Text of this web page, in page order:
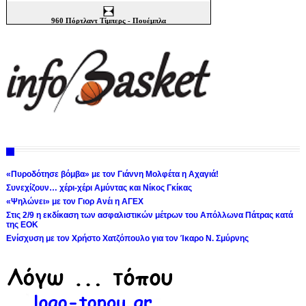
«Πυροδότησε βόμβα» με τον Γιάννη Μολφέτα η Αχαγιά!
Συνεχίζουν… χέρι-χέρι Αμύντας και Νίκος Γκίκας
«Ψηλώνει» με τον Γιορ Ανέι η ΑΓΕΧ
Στις 2/9 η εκδίκαση των ασφαλιστικών μέτρων του Απόλλωνα Πάτρας κατά
της ΕΟΚ
Ενίσχυση με τον Χρήστο Χατζόπουλο για τον Ίκαρο Ν. Σμύρνης